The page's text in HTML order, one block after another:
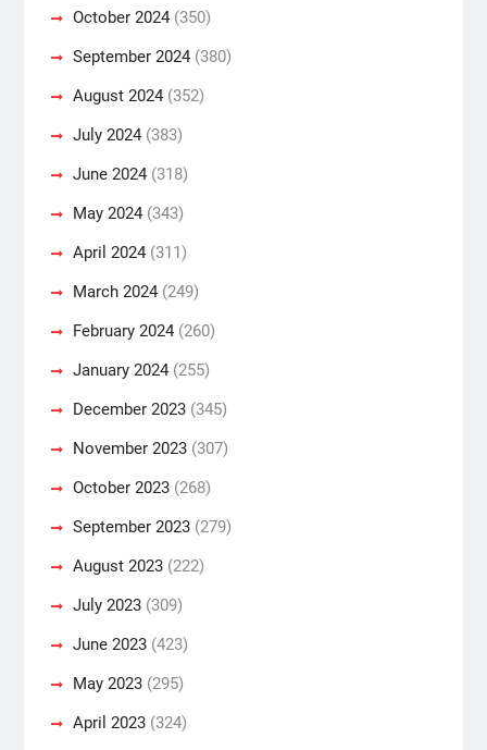
October 2024(350)
September 2024(380)
August 2024(352)
July 2024(383)
June 2024(318)
May 2024(343)
April 2024(311)
March 2024(249)
February 2024(260)
January 2024(255)
December 2023(345)
November 2023(307)
October 2023(268)
September 2023(279)
August 2023(222)
July 2023(309)
June 2023(423)
May 2023(295)
April 2023(324)